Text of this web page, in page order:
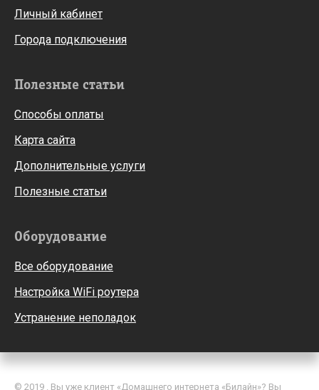
Личный кабинет
Города подключения
Полезные статьи
Способы оплаты
Карта сайта
Дополнительные услуги
Полезные статьи
Оборудование
Все оборудование
Настройка WiFi роутера
Устранение неполадок
© 2019 . Вы уже клиент «Домашнего интернета «Билайн»? Вы